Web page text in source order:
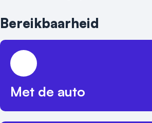
Bereikbaarheid
Met de auto